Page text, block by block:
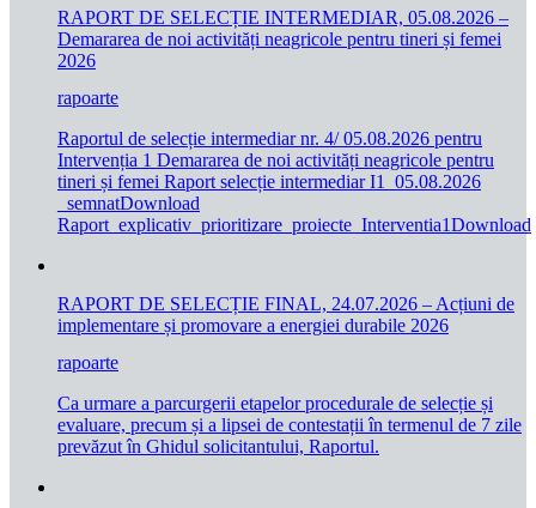
RAPORT DE SELECȚIE INTERMEDIAR, 05.08.2026 –
Demararea de noi activități neagricole pentru tineri și femei
2026
rapoarte
Raportul de selecție intermediar nr. 4/ 05.08.2026 pentru
Intervenția 1 Demararea de noi activități neagricole pentru
tineri și femei Raport selecție intermediar I1_05.08.2026
_semnatDownload
Raport_explicativ_prioritizare_proiecte_Interventia1Download
RAPORT DE SELECȚIE FINAL, 24.07.2026 – Acțiuni de
implementare și promovare a energiei durabile 2026
rapoarte
Ca urmare a parcurgerii etapelor procedurale de selecție și
evaluare, precum și a lipsei de contestații în termenul de 7 zile
prevăzut în Ghidul solicitantului, Raportul.